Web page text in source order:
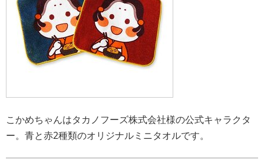
こかめちゃんはタカノフーズ株式会社様の公式キャラクタ
ー。青と赤2種類のオリジナルミニタオルです。